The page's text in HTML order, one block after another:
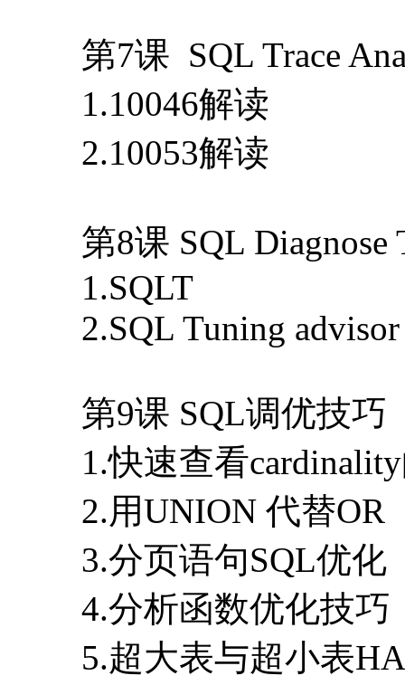
第7课 SQL Trace
1.10046解读
2.10053解读
第8课 SQL Diagnose
1.SQLT
2.SQL Tuning advisor
第9课 SQL调优技巧
1.快速查看
2.用UNION 代替OR
3.分页语句SQL优化
4.分析函数优化技巧
5.超大表与超小表